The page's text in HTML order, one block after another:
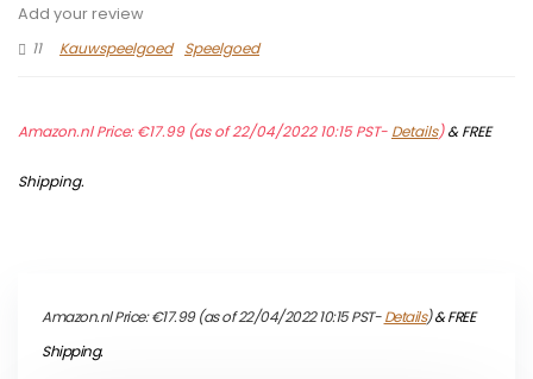
Add your review
11
Kauwspeelgoed Speelgoed
Amazon.nl Price:€17.99(as of 22/04/2022 10:15 PST- Details)&FREE
Shipping.
Amazon.nl Price:€17.99(as of 22/04/2022 10:15 PST-Details)&FREE
Shipping.